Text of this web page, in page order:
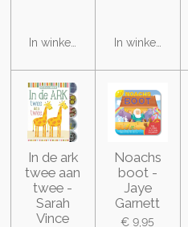
In winkelwagen In winkelwagen
In de ark
twee aan
twee -
Sarah
Vince
Noachs
boot -
Jaye
Garnett
€ 9,95